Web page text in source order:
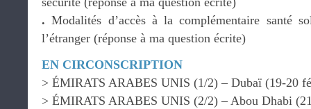
. Modalités d’accès à la complémentaire santé
l’étranger (réponse à ma question écrite)
EN CIRCONSCRIPTION
> ÉMIRATS ARABES UNIS (1/2) – Dubaï (19-20
> ÉMIRATS ARABES UNIS (2/2) – Abou Dhabi